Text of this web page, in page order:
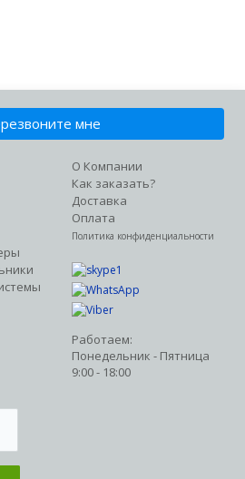
мне
О Компании
Как заказать?
Доставка
Оплата
Политика конфиденциальности
Работаем:
Понедельник - Пятница
9:00 - 18:00